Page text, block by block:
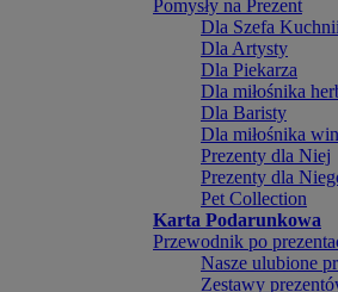
Pomysły na Prezent
Dla Szefa Kuchnii
Dla Artysty
Dla Piekarza
Dla miłośnika
Dla Baristy
Dla miłośnika
Prezenty dla Niej
Prezenty dla
Pet Collection
Karta Podarunkowa
Przewodnik po
Nasze ulubione
Zestawy